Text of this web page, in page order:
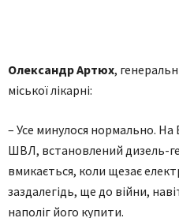
Олександр Артюх,
міської лікарні:
– Усе минулося нормально. На
ШВЛ, встановлений дизель-
вмикається, коли щезає
заздалегідь, ще до війни,
наполіг його купити.